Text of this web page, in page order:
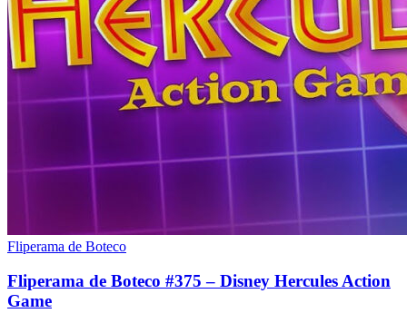
Fliperama de Boteco
Fliperama de Boteco #375 – Disney Hercules Action
Game